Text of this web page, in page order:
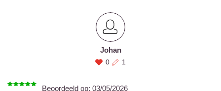
Johan
0 1
Beoordeeld op: 03/05/2026